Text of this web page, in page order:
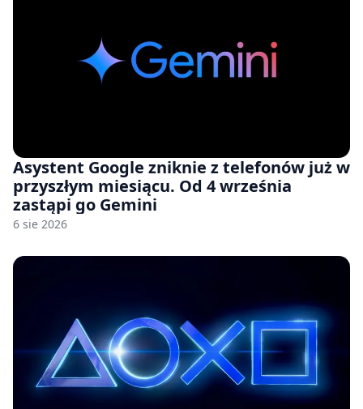
Asystent Google zniknie z telefonów już w
przyszłym miesiącu. Od 4 września
zastąpi go Gemini
6 sie 2026